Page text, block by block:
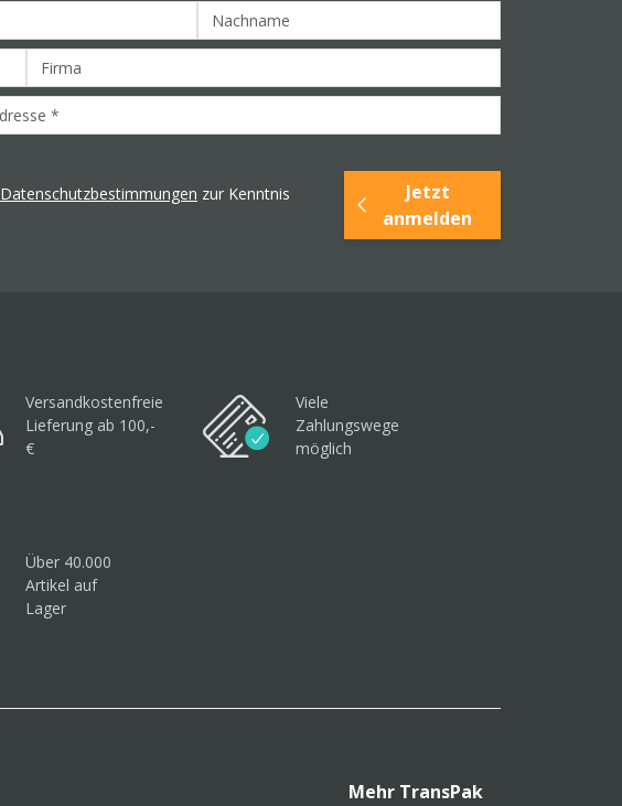
Datenschutzbestimmungen zur Kenntnis
Jetzt
anmelden
Versandkostenfreie
Lieferung ab 100,-
€
Viele
Zahlungswege
möglich
Über 40.000
Artikel auf
Lager
Mehr TransPak